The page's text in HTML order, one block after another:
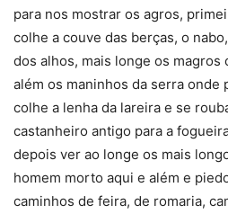
para nos mostrar os agros,
colhe a couve das berças, o
dos alhos, mais longe os magros
além os maninhos da serra onde
colhe a lenha da lareira e se
castanheiro antigo para a
depois ver ao longe os mais
homem morto aqui e além e
caminhos de feira, de romaria,